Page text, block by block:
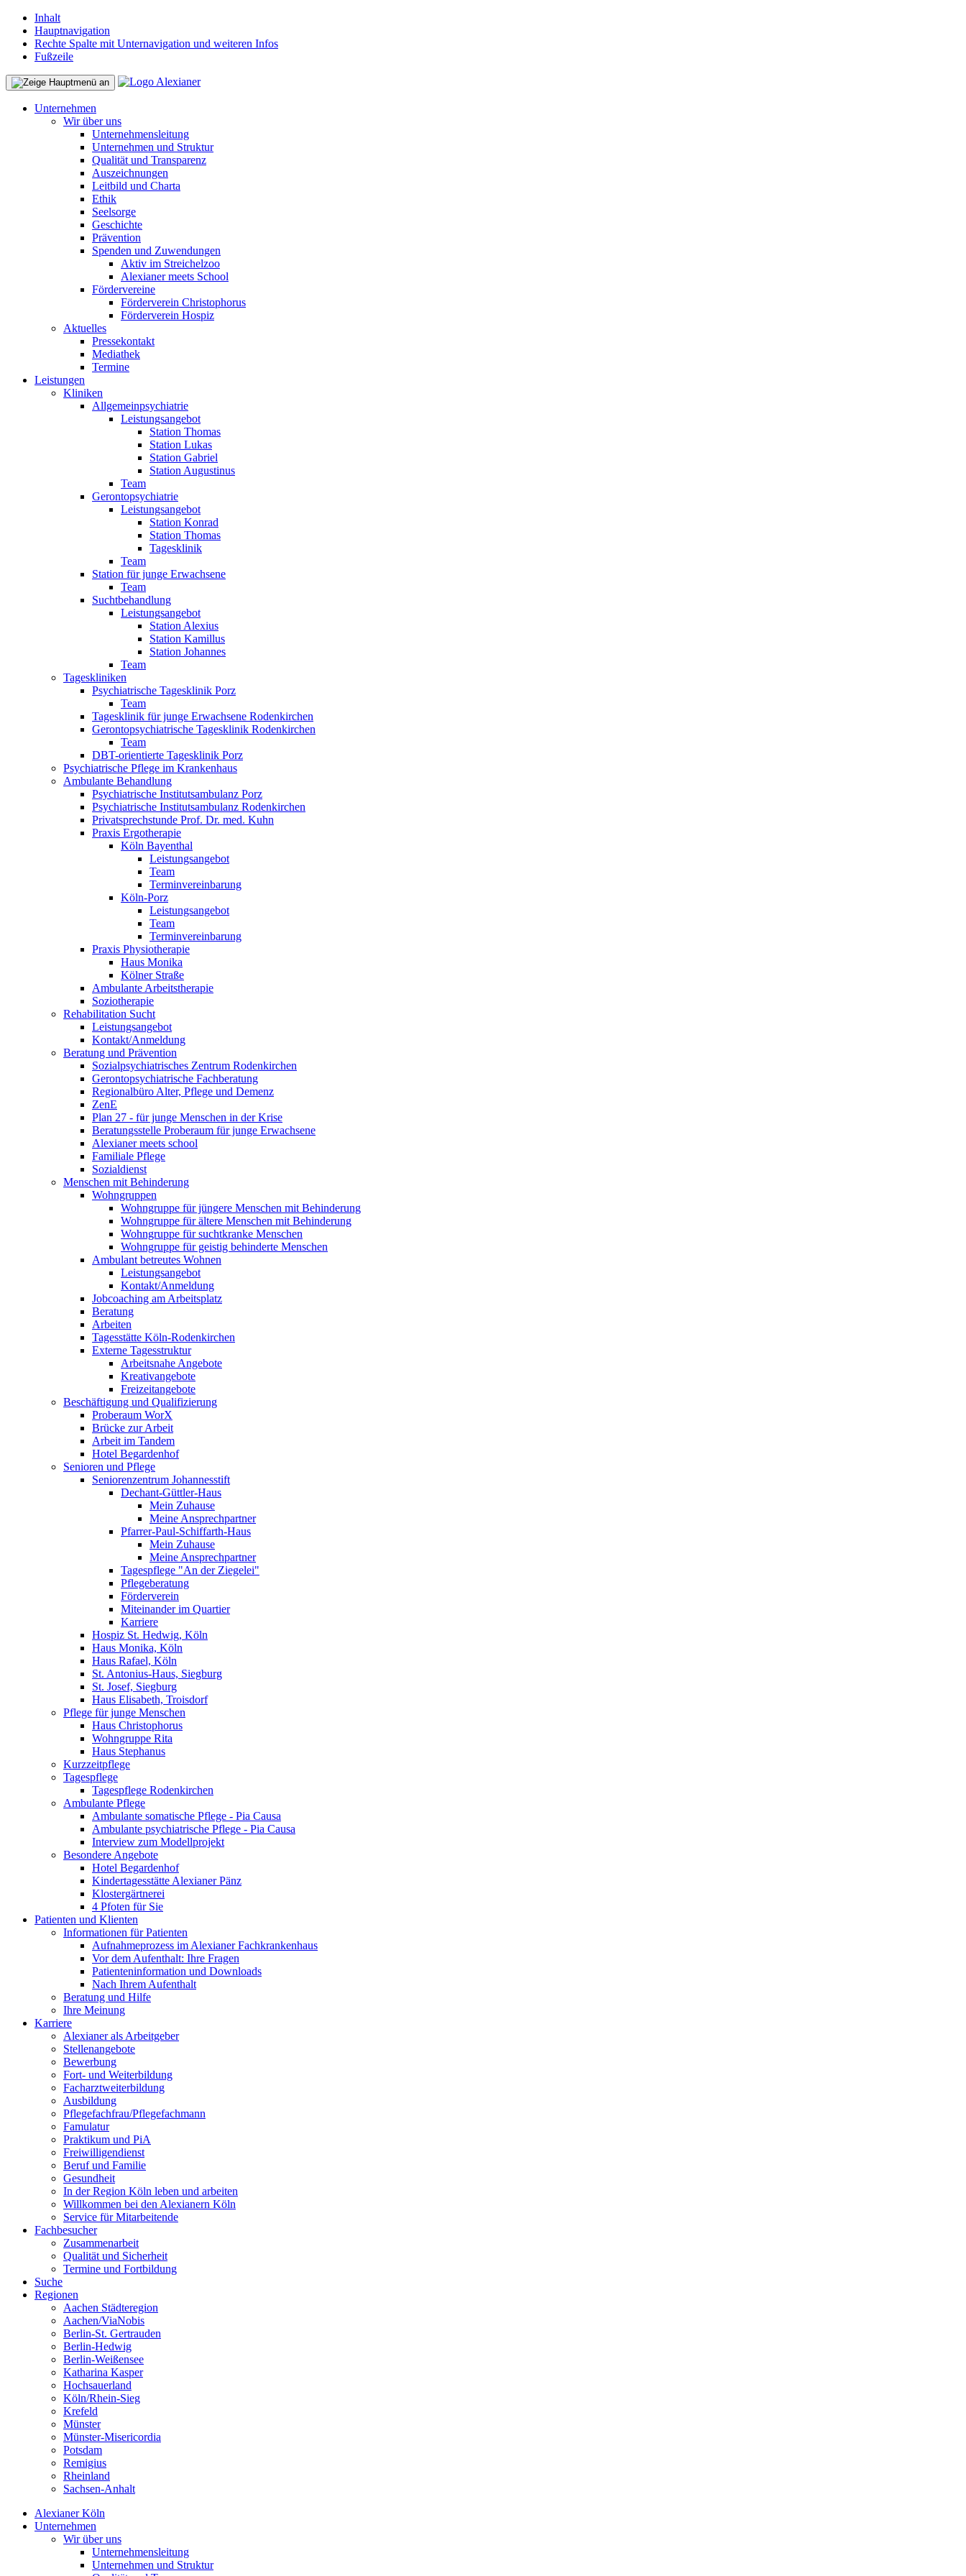
Inhalt
Hauptnavigation
Rechte Spalte mit Unternavigation und weiteren Infos
Fußzeile
Unternehmen
Wir über uns
Unternehmensleitung
Unternehmen und Struktur
Qualität und Transparenz
Auszeichnungen
Leitbild und Charta
Ethik
Seelsorge
Geschichte
Prävention
Spenden und Zuwendungen
Aktiv im Streichelzoo
Alexianer meets School
Fördervereine
Förderverein Christophorus
Förderverein Hospiz
Aktuelles
Pressekontakt
Mediathek
Termine
Leistungen
Kliniken
Allgemeinpsychiatrie
Leistungsangebot
Station Thomas
Station Lukas
Station Gabriel
Station Augustinus
Team
Gerontopsychiatrie
Leistungsangebot
Station Konrad
Station Thomas
Tagesklinik
Team
Station für junge Erwachsene
Team
Suchtbehandlung
Leistungsangebot
Station Alexius
Station Kamillus
Station Johannes
Team
Tageskliniken
Psychiatrische Tagesklinik Porz
Team
Tagesklinik für junge Erwachsene Rodenkirchen
Gerontopsychiatrische Tagesklinik Rodenkirchen
Team
DBT-orientierte Tagesklinik Porz
Psychiatrische Pflege im Krankenhaus
Ambulante Behandlung
Psychiatrische Institutsambulanz Porz
Psychiatrische Institutsambulanz Rodenkirchen
Privatsprechstunde Prof. Dr. med. Kuhn
Praxis Ergotherapie
Köln Bayenthal
Leistungsangebot
Team
Terminvereinbarung
Köln-Porz
Leistungsangebot
Team
Terminvereinbarung
Praxis Physiotherapie
Haus Monika
Kölner Straße
Ambulante Arbeitstherapie
Soziotherapie
Rehabilitation Sucht
Leistungsangebot
Kontakt/Anmeldung
Beratung und Prävention
Sozialpsychiatrisches Zentrum Rodenkirchen
Gerontopsychiatrische Fachberatung
Regionalbüro Alter, Pflege und Demenz
ZenE
Plan 27 - für junge Menschen in der Krise
Beratungsstelle Proberaum für junge Erwachsene
Alexianer meets school
Familiale Pflege
Sozialdienst
Menschen mit Behinderung
Wohngruppen
Wohngruppe für jüngere Menschen mit Behinderung
Wohngruppe für ältere Menschen mit Behinderung
Wohngruppe für suchtkranke Menschen
Wohngruppe für geistig behinderte Menschen
Ambulant betreutes Wohnen
Leistungsangebot
Kontakt/Anmeldung
Jobcoaching am Arbeitsplatz
Beratung
Arbeiten
Tagesstätte Köln-Rodenkirchen
Externe Tagesstruktur
Arbeitsnahe Angebote
Kreativangebote
Freizeitangebote
Beschäftigung und Qualifizierung
Proberaum WorX
Brücke zur Arbeit
Arbeit im Tandem
Hotel Begardenhof
Senioren und Pflege
Seniorenzentrum Johannesstift
Dechant-Güttler-Haus
Mein Zuhause
Meine Ansprechpartner
Pfarrer-Paul-Schiffarth-Haus
Mein Zuhause
Meine Ansprechpartner
Tagespflege "An der Ziegelei"
Pflegeberatung
Förderverein
Miteinander im Quartier
Karriere
Hospiz St. Hedwig, Köln
Haus Monika, Köln
Haus Rafael, Köln
St. Antonius-Haus, Siegburg
St. Josef, Siegburg
Haus Elisabeth, Troisdorf
Pflege für junge Menschen
Haus Christophorus
Wohngruppe Rita
Haus Stephanus
Kurzzeitpflege
Tagespflege
Tagespflege Rodenkirchen
Ambulante Pflege
Ambulante somatische Pflege - Pia Causa
Ambulante psychiatrische Pflege - Pia Causa
Interview zum Modellprojekt
Besondere Angebote
Hotel Begardenhof
Kindertagesstätte Alexianer Pänz
Klostergärtnerei
4 Pfoten für Sie
Patienten und Klienten
Informationen für Patienten
Aufnahmeprozess im Alexianer Fachkrankenhaus
Vor dem Aufenthalt: Ihre Fragen
Patienteninformation und Downloads
Nach Ihrem Aufenthalt
Beratung und Hilfe
Ihre Meinung
Karriere
Alexianer als Arbeitgeber
Stellenangebote
Bewerbung
Fort- und Weiterbildung
Facharztweiterbildung
Ausbildung
Pflegefachfrau/Pflegefachmann
Famulatur
Praktikum und PiA
Freiwilligendienst
Beruf und Familie
Gesundheit
In der Region Köln leben und arbeiten
Willkommen bei den Alexianern Köln
Service für Mitarbeitende
Fachbesucher
Zusammenarbeit
Qualität und Sicherheit
Termine und Fortbildung
Suche
Regionen
Aachen Städteregion
Aachen/ViaNobis
Berlin-St. Gertrauden
Berlin-Hedwig
Berlin-Weißensee
Katharina Kasper
Hochsauerland
Köln/Rhein-Sieg
Krefeld
Münster
Münster-Misericordia
Potsdam
Remigius
Rheinland
Sachsen-Anhalt
Alexianer Köln
Unternehmen
Wir über uns
Unternehmensleitung
Unternehmen und Struktur